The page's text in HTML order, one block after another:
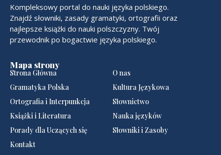
Kompleksowy portal do nauki języka polskiego.
Znajdź słowniki, zasady gramatyki, ortografii oraz
najlepsze książki do nauki polszczyzny. Twój
przewodnik po bogactwie języka polskiego.
Mapa strony
Strona Główna
O nas
Gramatyka Polska
Kultura Językowa
Ortografia i Interpunkcja
Słownictwo
Książki i Literatura
Nauka języków
Porady dla Uczących się
Słowniki i Zasoby
Kontakt